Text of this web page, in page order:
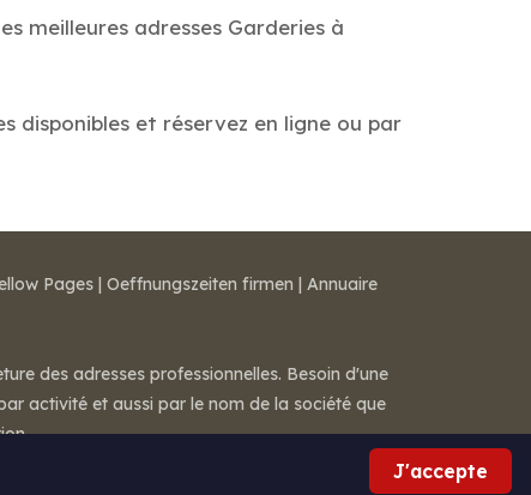
meilleures adresses Garderies à
disponibles et réservez en ligne ou par
J'accepte
Pages | Oeffnungszeiten firmen | Annuaire
des adresses professionnelles. Besoin d'une
activité et aussi par le nom de la société que